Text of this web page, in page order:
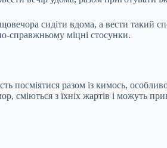
сидіти вдома, а вести такий
справжньому міцні стосунки.
посміятися разом із кимось,
сміються з їхніх жартів і можуть